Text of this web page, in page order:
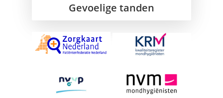
Gevoelige tanden